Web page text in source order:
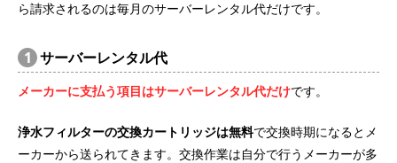
ら請求されるのは毎月のサーバーレンタル代だけです。
1 サーバーレンタル代
メーカーに支払う項目はサーバーレンタル代だけです。
浄水フィルターの交換カートリッジは無料で交換時期になるとメ
ーカーから送られてきます。交換作業は自分で行うメーカーが多